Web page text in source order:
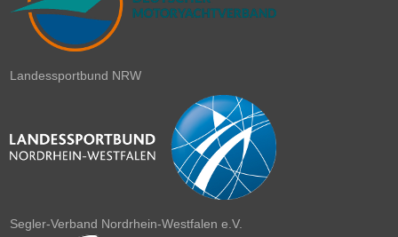
Landessportbund NRW
Segler-Verband Nordrhein-Westfalen e.V.